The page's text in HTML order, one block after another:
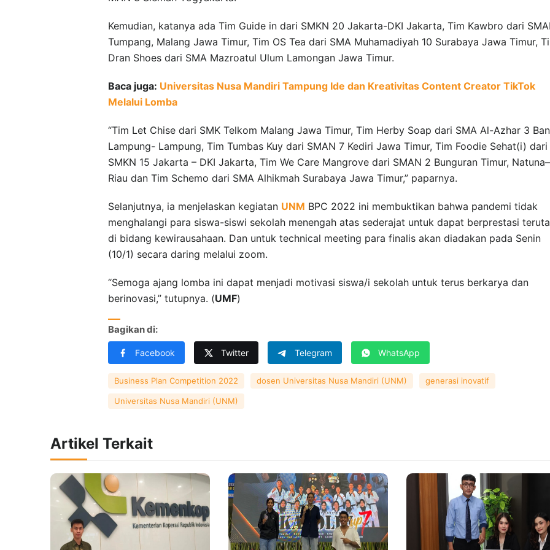
Kemudian, katanya ada Tim Guide in dari SMKN 20 Jakarta-DKI Jakarta, Tim Kawbro dari
Tumpang, Malang Jawa Timur, Tim OS Tea dari SMA Muhamadiyah 10 Surabaya Jawa Timur,
Dran Shoes dari SMA Mazroatul Ulum Lamongan Jawa Timur.
Baca juga: Universitas Nusa Mandiri Tampung Ide dan Kreativitas Content Creator TikTok
Melalui Lomba
“Tim Let Chise dari SMK Telkom Malang Jawa Timur, Tim Herby Soap dari SMA Al-Azhar 3
Lampung- Lampung, Tim Tumbas Kuy dari SMAN 7 Kediri Jawa Timur, Tim Foodie Sehat(i) dari
SMKN 15 Jakarta – DKI Jakarta, Tim We Care Mangrove dari SMAN 2 Bunguran Timur, Natuna–
Riau dan Tim Schemo dari SMA Alhikmah Surabaya Jawa Timur,” paparnya.
Selanjutnya, ia menjelaskan kegiatan UNM BPC 2022 ini membuktikan bahwa pandemi tidak
menghalangi para siswa-siswi sekolah menengah atas sederajat untuk dapat berprestasi
di bidang kewirausahaan. Dan untuk technical meeting para finalis akan diadakan pada Senin
(10/1) secara daring melalui zoom.
“Semoga ajang lomba ini dapat menjadi motivasi siswa/i sekolah untuk terus berkarya dan
berinovasi,” tutupnya. (UMF)
Bagikan di:
Facebook Twitter Telegram WhatsApp
Business Plan Competition 2022 dosen Universitas Nusa Mandiri (UNM) generasi inovatif
Universitas Nusa Mandiri (UNM)
Artikel Terkait